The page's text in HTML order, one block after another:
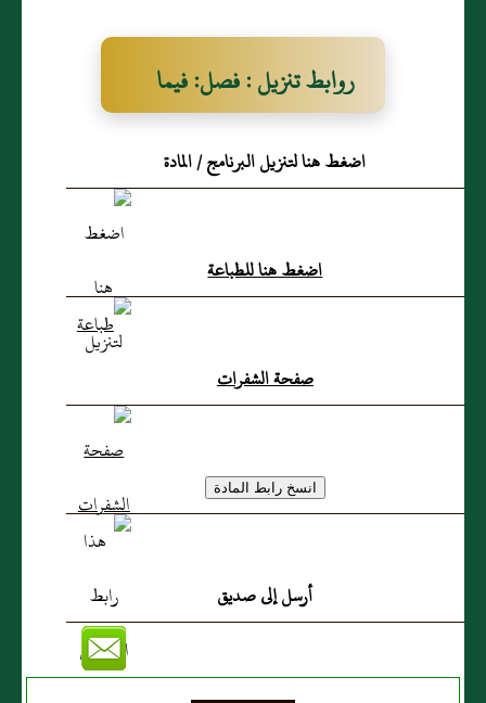
روابط تنزيل : فصل: فيما
يتعلق بالثلاث المهلكات
اضغط هنا لتنزيل البرنامج / المادة
اضغط هنا للطباعة
صفحة الشفرات
أرسل إلى صديق